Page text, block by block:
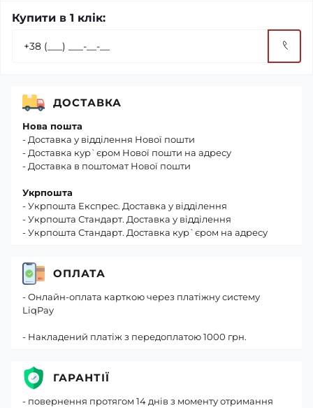
Купити в 1 клік:
ДОСТАВКА
Нова пошта
- Доставка у відділення Нової пошти
- Доставка кур`єром Нової пошти на адресу
- Доставка в поштомат Нової пошти
Укрпошта
- Укрпошта Експрес. Доставка у відділення
- Укрпошта Стандарт. Доставка у відділення
- Укрпошта Стандарт. Доставка кур`єром на адресу
ОПЛАТА
- Онлайн-оплата карткою через платіжну систему
LiqPay
- Накладений платіж з передоплатою 1000 грн.
ГАРАНТІЇ
- повернення протягом 14 днів з моменту отримання